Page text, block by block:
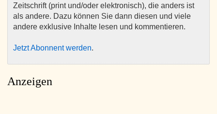
Zeitschrift (print und/oder elektronisch), die anders ist
als andere. Dazu können Sie dann diesen und viele
andere exklusive Inhalte lesen und kommentieren.
Jetzt Abonnent werden.
Anzeigen